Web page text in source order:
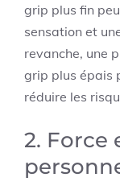
grip plus fin
sensation et
revanche, une
grip plus épais
réduire les
2. Force